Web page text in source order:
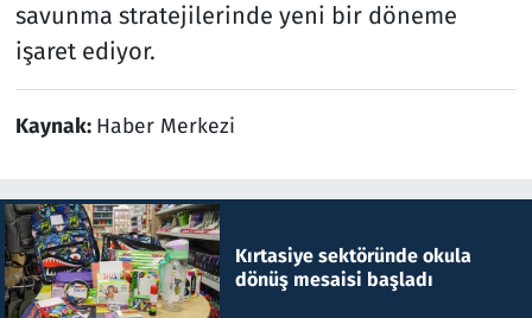
savunma stratejilerinde yeni bir döneme
işaret ediyor.
Kaynak: Haber Merkezi
Kırtasiye sektöründe okula
dönüş mesaisi başladı